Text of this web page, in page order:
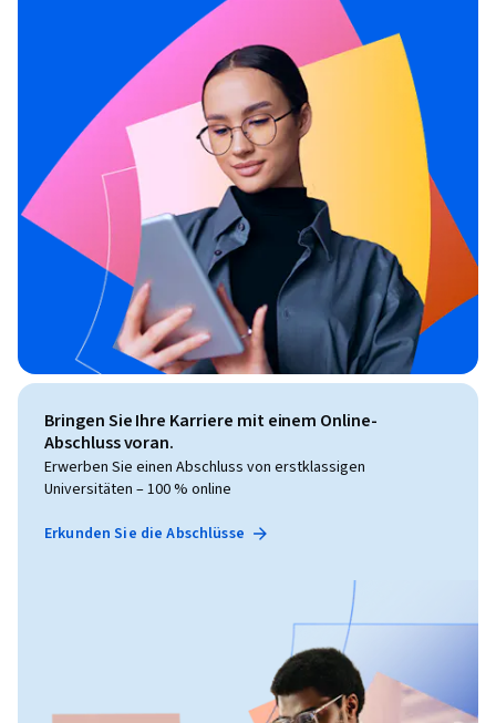
Bringen Sie Ihre Karriere mit einem Online-
Abschluss voran.
Erwerben Sie einen Abschluss von erstklassigen
Universitäten – 100 % online
Erkunden Sie die Abschlüsse